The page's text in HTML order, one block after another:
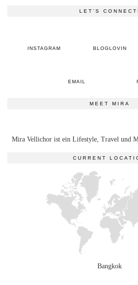
LET’S CONNECT!
INSTAGRAM BLOGLOVIN
EMAIL
MEET MIRA
Mira Vellichor ist ein Lifestyle, Travel und
CURRENT
Bangkok